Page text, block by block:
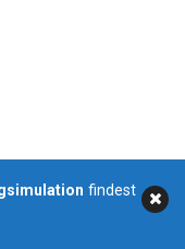
findest